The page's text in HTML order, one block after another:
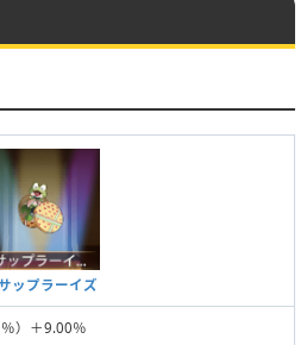
ップラーイズ
）＋9.00％